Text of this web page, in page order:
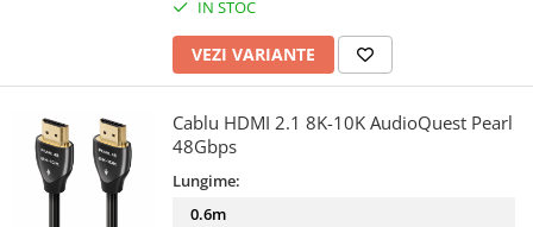
IN STOC
VEZI VARIANTE
Cablu HDMI 2.1 8K-10K AudioQuest Pearl
48Gbps
Lungime:
0.6m